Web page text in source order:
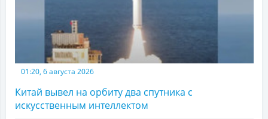
01:20, 6 августа 2026
Китай вывел на орбиту два спутника с
искусственным интеллектом